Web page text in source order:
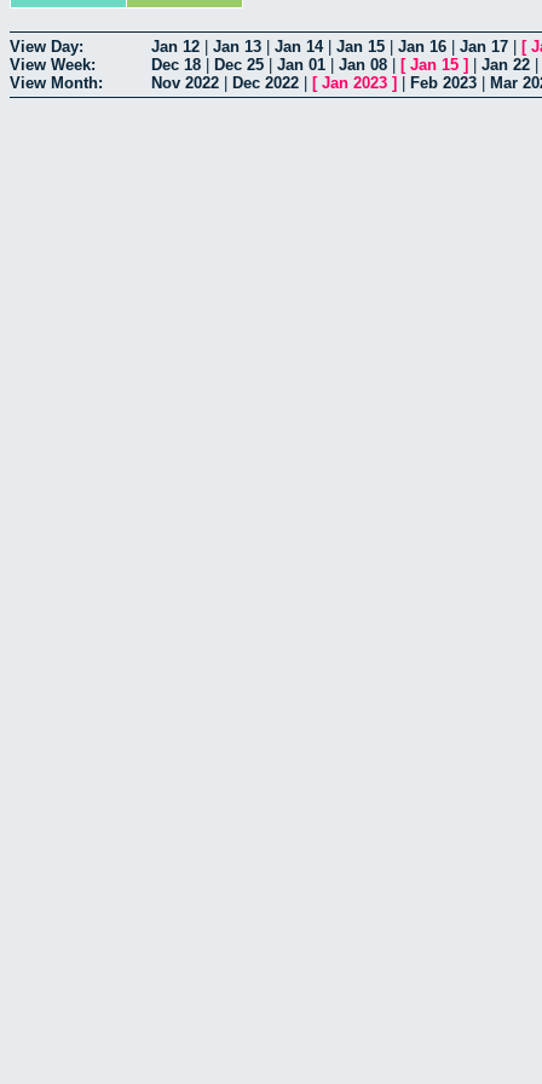
View Day: Jan 12 Jan 13 Jan 14| Jan 15 Jan 16 Jan 17 [
View Week:
Dec 18 Dec 25 Jan 01 Jan 08 [ Jan 15 ] Jan 22
View Month:
Nov 2022 Dec 2022 [ Jan 2023 ] Feb 2023 Mar